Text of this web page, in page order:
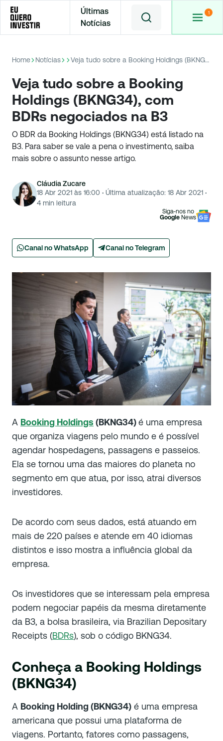
Últimas
Notícias
Home Notícias Veja tudo sobre a Booking Holdings (BKNG34), com BDRs negociados na B3
Veja tudo sobre a Booking
Holdings (BKNG34), com
BDRs negociados na B3
O BDR da Booking Holdings (BKNG34) está listado na
B3. Para saber se vale a pena o investimento, saiba
mais sobre o assunto nesse artigo.
Cláudia Zucare
18 Abr 2021 às 16:00 · Última atualização: 18 Abr 2021 ·
4min leitura
Siga-nos no
Google News
Canal no WhatsApp Canal no Telegram
A Booking Holdings (BKNG34)é uma empresa
que organiza viagens pelo mundo e é possível
agendar hospedagens, passagens e passeios.
Ela se tornou uma das maiores do planeta no
segmento em que atua, por isso, atrai diversos
investidores.
De acordo com seus dados, está atuando em
mais de 220 países e atende em 40 idiomas
distintos e isso mostra a influência global da
empresa.
Os investidores que se interessam pela empresa
podem negociar papéis da mesma diretamente
da B3, a bolsa brasileira, via Brazilian Depositary
Receipts (BDRs), sob o código BKNG34.
Conheça a Booking Holdings
(BKNG34)
A Booking Holding (BKNG34) é uma empresa
americana que possui uma plataforma de
viagens. Portanto, fatores como passagens,